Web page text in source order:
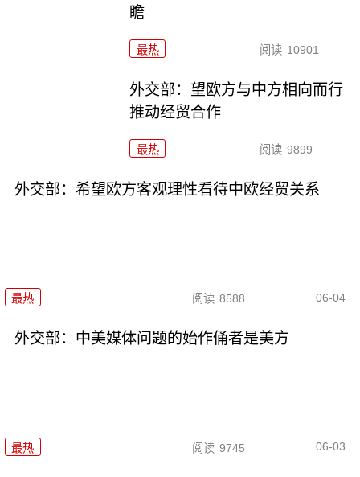
瞻
最热 阅读 10901
外交部：望欧方与中方相向而行
推动经贸合作
最热 阅读 9899
外交部：希望欧方客观理性看待中欧经贸关系
最热 阅读 8588 06-04
外交部：中美媒体问题的始作俑者是美方
最热 阅读 9745 06-03